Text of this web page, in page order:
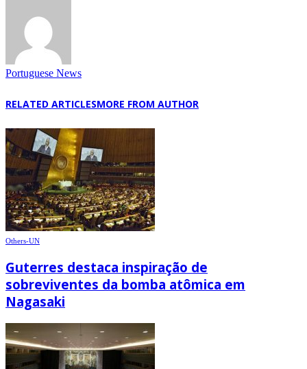
Portuguese News
RELATED ARTICLESMORE FROM AUTHOR
Others-UN
Guterres destaca inspiração de
sobreviventes da bomba atômica em
Nagasaki